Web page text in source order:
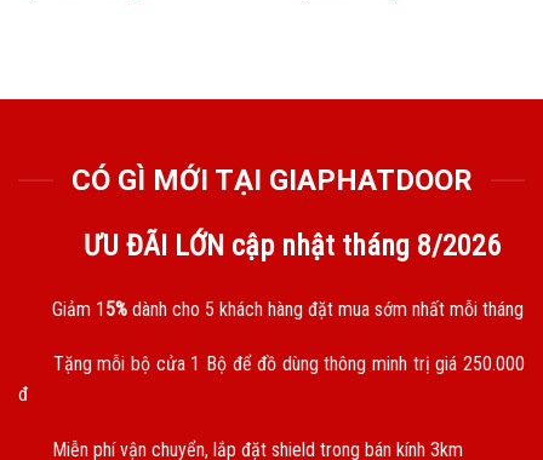
CÓ GÌ MỚI TẠI GIAPHATDOOR
ƯU ĐÃI LỚN cập nhật tháng 8/2026
Giảm 15% dành cho 5 khách hàng đặt mua sớm nhất mỗi tháng
Tặng mỗi bộ cửa 1 Bộ để đồ dùng thông minh trị giá 250.000
đ
Miễn phí vận chuyển, lắp đặt shield trong bán kính 3km